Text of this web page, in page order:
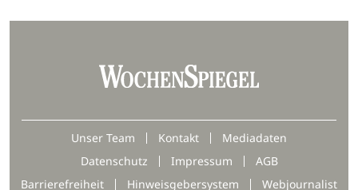
Unser Team Kontakt
Mediadaten
Datenschutz
Impressum
AGB
Barrierefreiheit
Hinweisgebersystem Webjournalist